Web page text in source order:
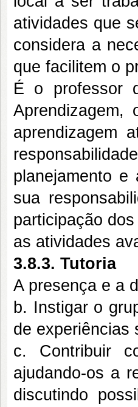
atividades que
considera a
que facilitem o
É o professor
aprendizagem
planejamento
sua
participação
as atividades
3.8.3. Tutoria
A presença e a
b. Instigar o
de experiências
c. Contribuir
ajudando-os a
discutindo